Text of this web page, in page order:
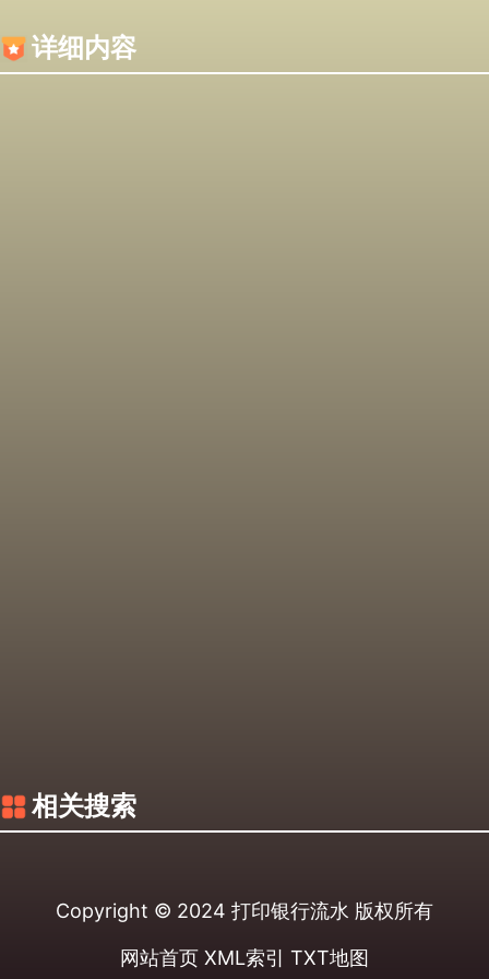
详细内容
相关搜索
Copyright © 2024 打印银行流水 版权所有
网站首页 XML索引 TXT地图